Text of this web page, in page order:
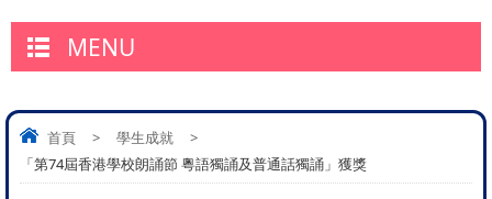
MENU
首頁 > 學生成就
>
「第74屆香港學校朗誦節 粵語獨誦及普通話獨誦」獲獎